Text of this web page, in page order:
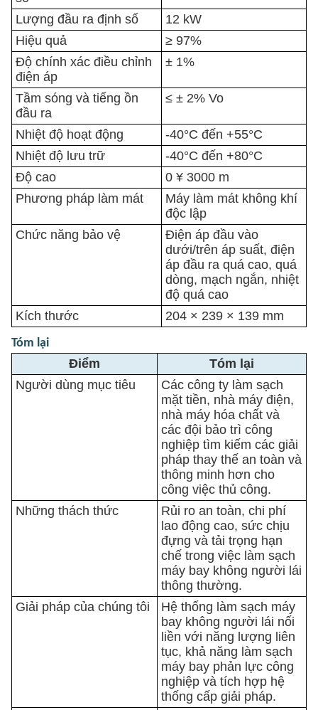
Lượng đầu ra định số
12 kW
Hiệu quả
≥ 97%
Độ chính xác điều chỉnh
điện áp
± 1%
Tầm sóng và tiếng ồn
đầu ra
≤ ± 2% Vo
Nhiệt độ hoạt động
-40°C đến +55°C
Nhiệt độ lưu trữ
-40°C đến +80°C
Độ cao
0 ¥ 3000 m
Phương pháp làm mát
Máy làm mát không khí
độc lập
Chức năng bảo vệ
Điện áp đầu vào
dưới/trên áp suất, điện
áp đầu ra quá cao, quá
dòng, mạch ngắn, nhiệt
độ quá cao
Kích thước
204 × 239 × 139 mm
Tóm lại
Điểm
Tóm lại
Người dùng mục tiêu
Các công ty làm sạch
mặt tiền, nhà máy điện,
nhà máy hóa chất và
các đội bảo trì công
nghiệp tìm kiếm các giải
pháp thay thế an toàn và
thông minh hơn cho
công việc thủ công.
Những thách thức
Rủi ro an toàn, chi phí
lao động cao, sức chịu
đựng và tải trọng hạn
chế trong việc làm sạch
máy bay không người lái
thông thường.
Giải pháp của chúng tôi
Hệ thống làm sạch máy
bay không người lái nối
liền với năng lượng liên
tục, khả năng làm sạch
máy bay phản lực công
nghiệp và tích hợp hệ
thống cấp giải pháp.